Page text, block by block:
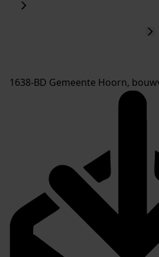
1638-BD Gemeente Hoorn,